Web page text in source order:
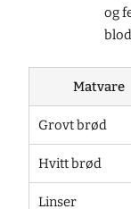
og
Matvare
Grovt brød
Hvitt brød
Linser